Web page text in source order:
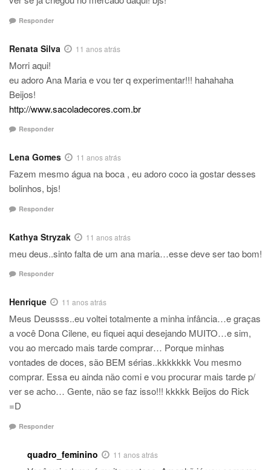
Responder
Renata Silva 11 anos atrás
Morri aqui!
eu adoro Ana Maria e vou ter q experimentar!!! hahahaha
Beijos!
http://www.sacoladecores.com.br
Responder
Lena Gomes 11 anos atrás
Fazem mesmo água na boca , eu adoro coco ia gostar desses
bolinhos, bjs!
Responder
Kathya Stryzak 11 anos atrás
meu deus..sinto falta de um ana maria…esse deve ser tao bom!
Responder
Henrique 11 anos atrás
Meus Deussss..eu voltei totalmente a minha infância…e graças
a você Dona Cilene, eu fiquei aqui desejando MUITO…e sim,
vou ao mercado mais tarde comprar… Porque minhas
vontades de doces, são BEM sérias..kkkkkkk Vou mesmo
comprar. Essa eu ainda não comi e vou procurar mais tarde p/
ver se acho… Gente, não se faz isso!!! kkkkk Beijos do Rick
=D
Responder
quadro_feminino 11 anos atrás